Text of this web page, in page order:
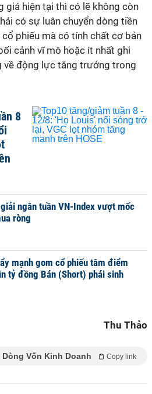
giá hiện tại thì có lẽ không còn
có sự luân chuyển dòng tiền
phiếu mà có tính chất cơ bản
cảnh vĩ mô hoặc ít nhất ghi
về động lực tăng trưởng trong
8
ngân tuần VN-Index vượt mốc
ròng
mạnh gom cổ phiếu tâm điểm
tỷ đồng Bán (Short) phái sinh
Thu Thảo
Dòng Vốn Kinh Doanh Copy link